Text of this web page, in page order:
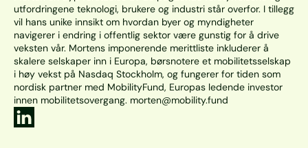
utfordringene teknologi, brukere og industri står overfor. I tillegg
vil hans unike innsikt om hvordan byer og myndigheter
navigerer i endring i offentlig sektor være gunstig for å drive
veksten vår. Mortens imponerende merittliste inkluderer å
skalere selskaper inn i Europa, børsnotere et mobilitetsselskap
i høy vekst på Nasdaq Stockholm, og fungerer for tiden som
nordisk partner med MobilityFund, Europas ledende investor
innen mobilitetsovergang. morten@mobility.fund